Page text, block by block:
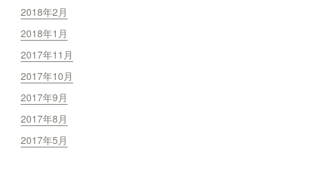
2018年2月
2018年1月
2017年11月
2017年10月
2017年9月
2017年8月
2017年5月